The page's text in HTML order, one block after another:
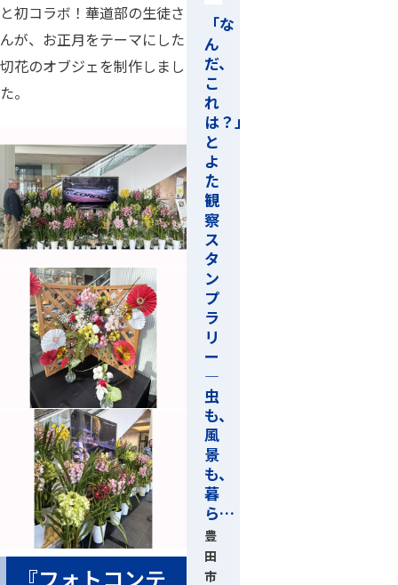
と初コラボ！華道部の生徒さ
んが、お正月をテーマにした
切花のオブジェを制作しまし
た。
『フォトコンテ
「な
ん
だ、
こ
れ
は？」
と
よ
た
観
察
ス
タ
ン
プ
ラ
リ
ー
―
虫
も、
風
景
も、
暮
ら…
豊
田
市